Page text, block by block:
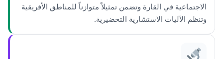
الاجتماعية في القارة وتضمن تمثيلاً متوازناً للمناطق الأفريقية
وتنظم الآليات الاستشارية التحضيرية.